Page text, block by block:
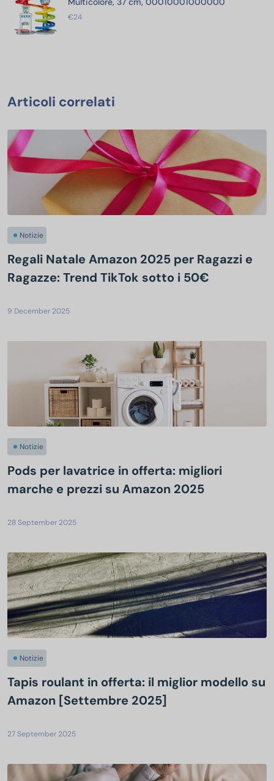
€24
Articoli correlati
Notizie
Regali Natale Amazon 2025 per Ragazzi e
Ragazze: Trend TikTok sotto i 50€
9 December 2025
Notizie
Pods per lavatrice in offerta: migliori
marche e prezzi su Amazon 2025
28 September 2025
Notizie
Tapis roulant in offerta: il miglior modello su
Amazon [Settembre 2025]
27 September 2025